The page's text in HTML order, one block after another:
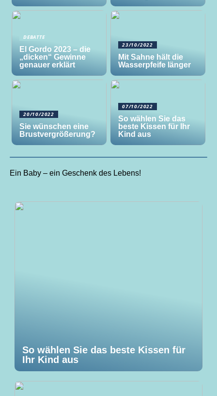
DEBATTE
El Gordo 2023 – die
„dicken“ Gewinne
genauer erklärt
23/10/2022
Mit Sahne hält die
Wasserpfeife länger
20/10/2022
Sie wünschen eine
Brustvergrößerung?
07/10/2022
So wählen Sie das
beste Kissen für Ihr
Kind aus
Ein Baby – ein Geschenk des Lebens!
So wählen Sie das beste Kissen für
Ihr Kind aus